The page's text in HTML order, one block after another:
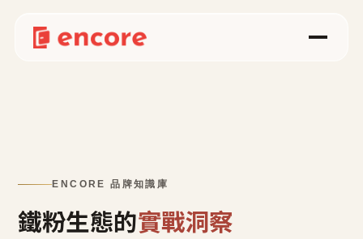
ENCORE 品牌知識庫
鐵粉生態的實戰洞察